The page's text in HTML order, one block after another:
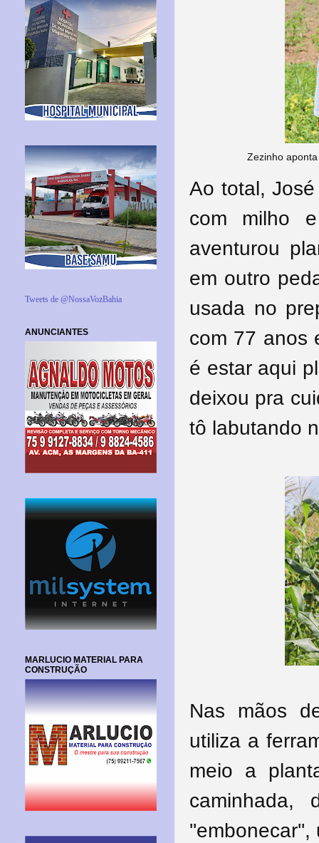
Zezinho
Ao total,
com milho
aventurou
em outro
usada no
com 77 anos
é estar aqui
deixou pra
tô labutando
Nas mãos
utiliza a
meio a
caminhada,
Tweets de @NossaVozBahia
ANUNCIANTES
MARLUCIO MATERIAL PARA
CONSTRUÇÃO